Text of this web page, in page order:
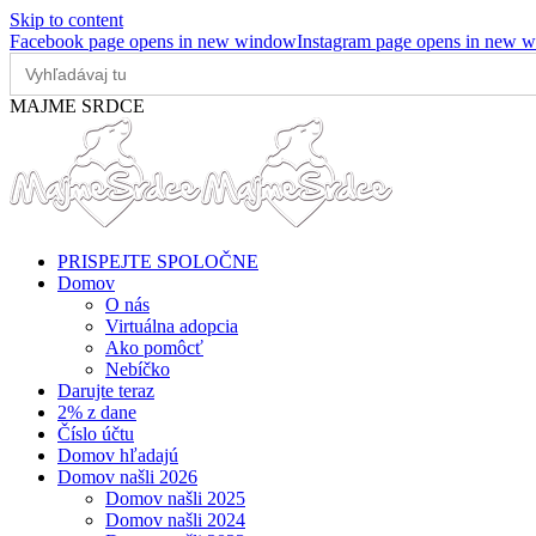
Skip to content
Facebook page opens in new windowInstagram page opens in new
Search
for:
MAJME SRDCE
PRISPEJTE SPOLOČNE
Domov
O nás
Virtuálna adopcia
Ako pomôcť
Nebíčko
Darujte teraz
2% z dane
Číslo účtu
Domov hľadajú
Domov našli 2026
Domov našli 2025
Domov našli 2024